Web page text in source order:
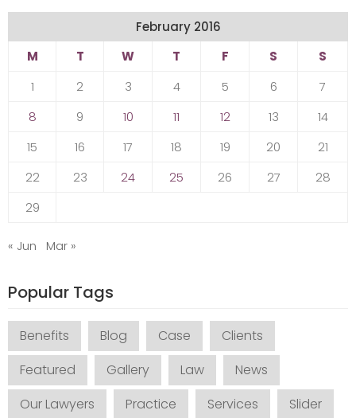
February 2016
M
T W T F S
S
1
2 3 4 5 6
7
8
9 10 11 12 13
14
15
16 17 18 19 20
21
22
23 24 25 26 27
28
29
« Jun Mar »
Popular Tags
Benefits Blog Case
Clients
Featured
Gallery Law
News
Our Lawyers
Practice Services Slider